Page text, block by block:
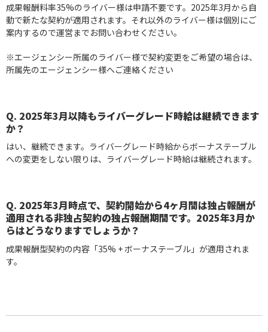
成果報酬料率35%のライバー様は申請不要です。2025年3月から自
動で新たな契約が適用されます。それ以外のライバー様は個別にご
案内するので運営までお問い合わせください。
※エージェンシー所属のライバー様で契約変更をご希望の場合は、
所属先のエージェンシー様へご連絡ください
Q. 2025年3月以降もライバーグレード時給は継続できます
か？
はい、継続できます。ライバーグレード時給からボーナステーブル
への変更をしない限りは、ライバーグレード時給は継続されます。
Q. 2025年3月時点で、契約開始から4ヶ月間は独占報酬が
適用される非独占契約の独占報酬期間です。2025年3月か
らはどうなりますでしょうか？
成果報酬型契約の内容「35% + ボーナステーブル」が適用されま
す。